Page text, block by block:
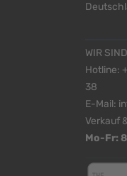
WIR
Hotline:
38
E-Mail:
Verkauf
Mo-Fr: